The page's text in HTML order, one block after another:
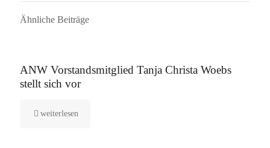
Ähnliche Beiträge
ANW Vorstandsmitglied Tanja Christa Woebs
stellt sich vor
weiterlesen